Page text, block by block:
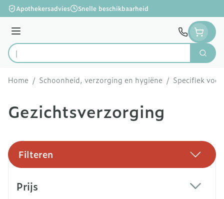
Ga naar de inhoud
Apothekersadvies Snelle beschikbaarheid
Menu
Product, merk, categorie...
Zoek
Home / Schoonheid, verzorging en hygiëne / Specifiek
Gezichtsverzorging
Filteren
Prijs